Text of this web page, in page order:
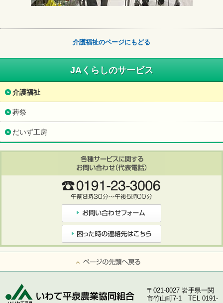
介護福祉のページにもどる
JAくらしのサービス
介護福祉
葬祭
だいず工房
〒021-0027 岩手県一関
市竹山町7-1 TEL 0191-